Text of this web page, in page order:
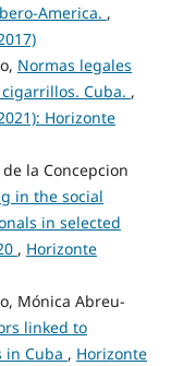
America. ,
Normas legales
Cuba. ,
Horizonte
la Concepcion
in the social
in selected
, Horizonte
Mónica Abreu-
linked to
in Cuba , Horizonte